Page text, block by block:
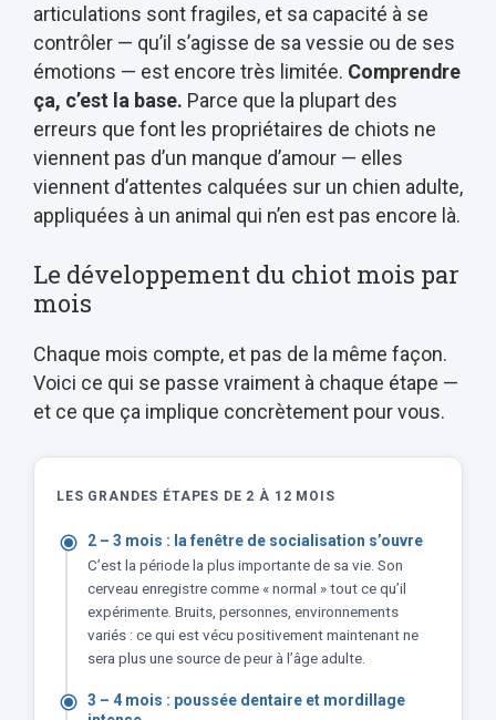
articulations sont fragiles, et sa capacité à se
contrôler — qu’il s’agisse de sa vessie ou de ses
émotions — est encore très limitée. Comprendre
ça, c’est la base. Parce que la plupart des
erreurs que font les propriétaires de chiots ne
viennent pas d’un manque d’amour — elles
viennent d’attentes calquées sur un chien adulte,
appliquées à un animal qui n’en est pas encore là.
Le développement du chiot mois par
mois
Chaque mois compte, et pas de la même façon.
Voici ce qui se passe vraiment à chaque étape —
et ce que ça implique concrètement pour vous.
LES GRANDES ÉTAPES DE 2 À 12 MOIS
2 – 3 mois : la fenêtre de socialisation s’ouvre
C’est la période la plus importante de sa vie. Son
cerveau enregistre comme « normal » tout ce qu’il
expérimente. Bruits, personnes, environnements
variés : ce qui est vécu positivement maintenant ne
sera plus une source de peur à l’âge adulte.
3 – 4 mois : poussée dentaire et mordillage